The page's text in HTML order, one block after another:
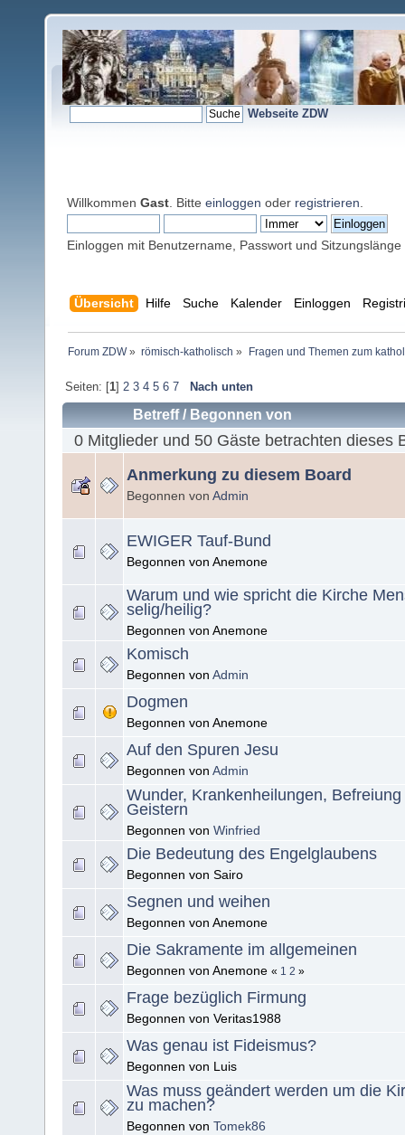
Webseite ZDW
Willkommen Gast . Bitte einloggen oder registrieren
Einloggen mit Benutzername, Passwort und Sitzungslänge
Übersicht Hilfe Suche Kalender Einloggen
Forum ZDW» römisch-katholisch » Fragen und Themen zum
Seiten: [1] 2 3 4 5 6 7 Nach unten
Betreff/ Begonnen von
0 Mitglieder und 50 Gäste betrachten dieses
Anmerkung zu diesem Board
Begonnen von Admin
EWIGER Tauf-Bund
Begonnen von Anemone
Warum und wie spricht die Kirche
selig/heilig?
Begonnen von Anemone
Komisch
Begonnen von Admin
Dogmen
Begonnen von Anemone
Auf den Spuren Jesu
Begonnen von Admin
Wunder, Krankenheilungen,
Geistern
Begonnen von Winfried
Die Bedeutung des Engelglaubens
Begonnen von Sairo
Segnen und weihen
Begonnen von Anemone
Die Sakramente im allgemeinen
Begonnen von Anemone « 1 2 »
Frage bezüglich Firmung
Begonnen von Veritas1988
Was genau ist Fideismus?
Begonnen von Luis
Was muss geändert werden um die
zu machen?
Begonnen von Tomek86